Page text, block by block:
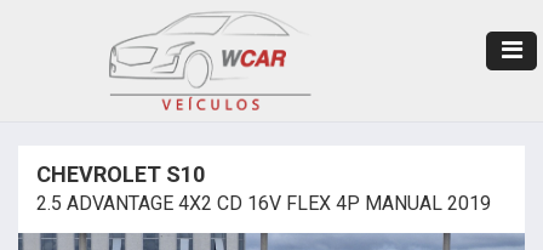
CHEVROLET S10
2.5 ADVANTAGE 4X2 CD 16V FLEX 4P MANUAL 2019